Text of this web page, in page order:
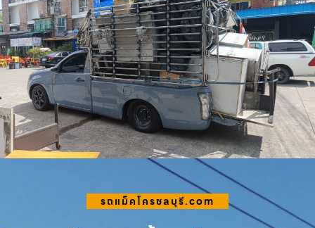
รถแม็คโครชลบุรี.com